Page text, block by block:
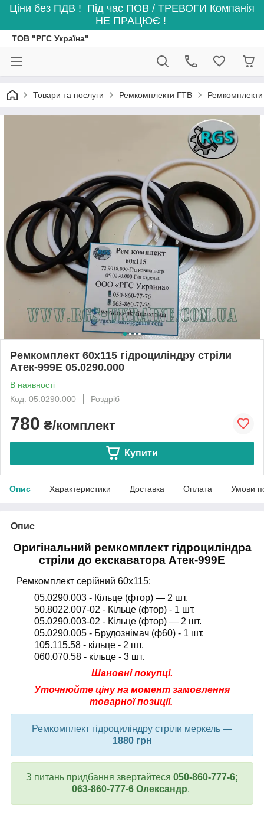
Ціни без ПДВ ! Під час ПОВ / ТРЕВОГИ Компанія
НЕ ПРАЦЮЄ !
ТОВ "РГС Україна"
Товари та послуги Ремкомплекти ГТВ Ремкомплекти
Ремкомплект 60х115 гідроциліндру стріли
Атек-999Е 05.0290.000
В наявності
Код: 05.0290.000
Роздріб
780 ₴/комплект
Купити
Опис Характеристики Доставка Оплата Умови
Опис
Оригінальний ремкомплект гідроциліндра
стріли до екскаватора Атек-999Е
Ремкомплект серійний 60х115:
05.0290.003 - Кільце (фтор) — 2 шт.
50.8022.007-02 - Кільце (фтор) - 1 шт.
05.0290.003-02 - Кільце (фтор) — 2 шт.
05.0290.005 - Брудознімач (ф60) - 1 шт.
105.115.58 - кільце - 2 шт.
060.070.58 - кільце - 3 шт.
Шановні покупці.
Уточнюйте ціну на момент замовлення
товарної позиції.
Ремкомплект гідроциліндру стріли меркель —
1880 грн
З питань придбання звертайтеся 050-860-777-6;
063-860-777-6 Олександр.